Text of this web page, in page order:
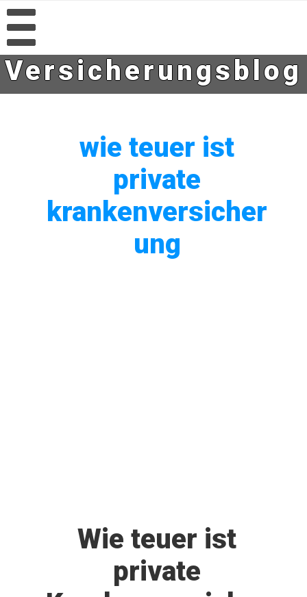
Versicherungsblog
wie teuer ist
private
krankenversicher
ung
Wie teuer ist
private